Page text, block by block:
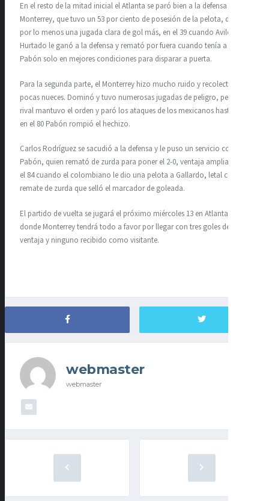
En el resto de la mitad inicial el Atlanta se paró bien a la defensa y
Monterrey, que tuvo un 53 por ciento de posesión de la pelota, dejó ir
por lo menos una jugada clara de gol más, en el 39 cuando Avilés
Hurtado le ganó a la defensa y remató por fuera cuando tenía a
Pabón solo en mejores condiciones para disparar a puerta.
Para la segunda parte, el Monterrey hizo mucho ruido y recolectó
pocas nueces. Dominó y tuvo numerosas jugadas de peligro, pero el
rival mantuvo el orden y paró los ataques de los mexicanos hasta que
en el 80 Pabón rompió el hechizo.
Carlos Rodríguez se sacudió a la defensa y le puso un servicio corto a
Pabón, quien remató de zurda para poner el 2-0, ventaja ampliada en
el 84 cuando el colombiano le dio una pelota a Gallardo, letal con el
remate de zurda que selló el marcador de goleada.
El partido de vuelta se jugará el próximo miércoles 13 en Atlanta,
donde Monterrey tendrá todo a favor por llegar con tres goles de
ventaja y ninguno recibido como visitante.
webmaster
webmaster